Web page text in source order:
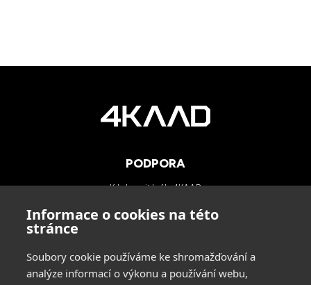
Informace o cookies na této
stránce
Soubory cookie používáme ke shromažďování a
analýze informací o výkonu a používání webu,
PODPORA
Kde koupit brýle 4KAAD
Technologie